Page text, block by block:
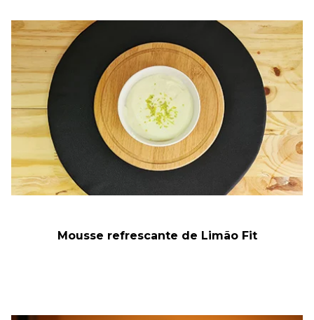
Mousse refrescante de Limão Fit